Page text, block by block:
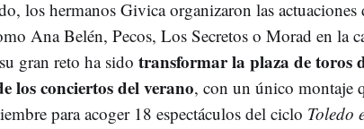
los hermanos Givica organizaron las actuaciones
Ana Belén, Pecos, Los Secretos o Morad en la
gran reto ha sido transformar la plaza de toros
los conciertos del verano, con un único montaje
para acoger 18 espectáculos del ciclo Toledo